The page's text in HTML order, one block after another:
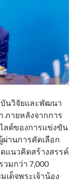
บันวิจัยและพัฒนา
ภายหลังจากการ
ลต์ของการแข่งขัน
ผ่านการคัดเลือก
แนวคิดสร้างสรรค์
มกว่า 7,000
ด็จพระเจ้าน้อง